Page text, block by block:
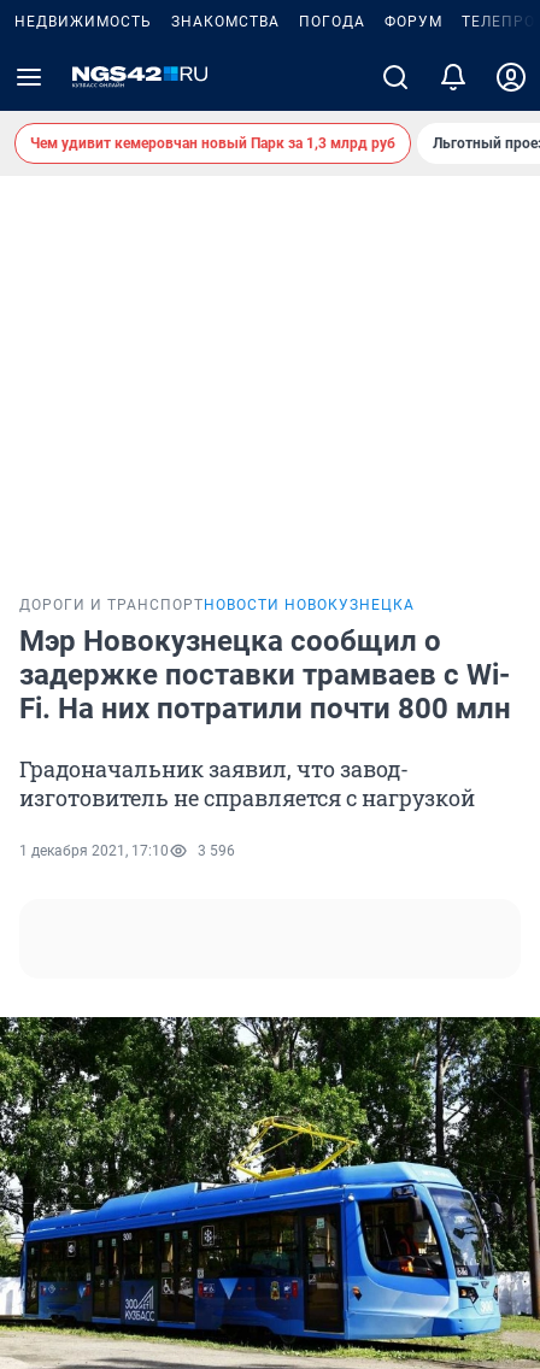
НЕДВИЖИМОСТЬ ЗНАКОМСТВА ПОГОДА ФОРУМ
Чем удивит кемеровчан новый Парк за 1,3 млрд руб Льготный
ДОРОГИ И ТРАНСПОРТ НОВОСТИ НОВОКУЗНЕЦКА
Мэр Новокузнецка сообщил о
задержке поставки трамваев с Wi-
Fi. На них потратили почти 800 млн
Градоначальник заявил, что завод-
изготовитель не справляется с нагрузкой
1 декабря 2021, 17:10 3 596